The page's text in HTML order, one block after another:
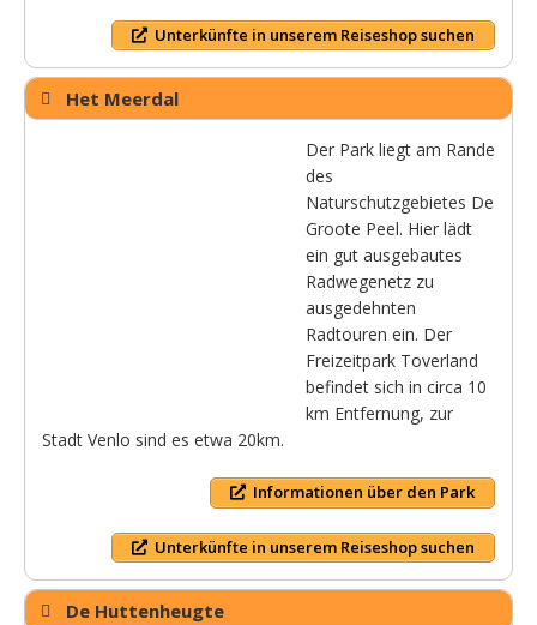
Unterkünfte in unserem Reiseshop suchen
Het Meerdal
Der Park liegt am Rande
des
Naturschutzgebietes De
Groote Peel. Hier lädt
ein gut ausgebautes
Radwegenetz zu
ausgedehnten
Radtouren ein. Der
Freizeitpark Toverland
befindet sich in circa 10
km Entfernung, zur
Stadt Venlo sind es etwa 20km.
Informationen über den Park
Unterkünfte in unserem Reiseshop suchen
De Huttenheugte